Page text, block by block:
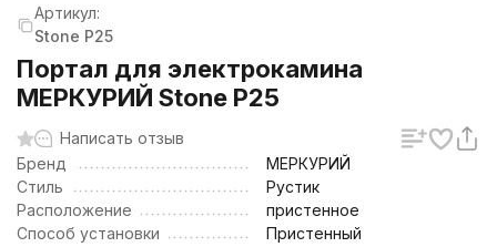
Артикул:
Stone P25
Портал для электрокамина
МЕРКУРИЙ Stone P25
Написать отзыв
Бренд
МЕРКУРИЙ
Стиль
Рустик
Расположение
пристенное
Способ установки
Пристенный